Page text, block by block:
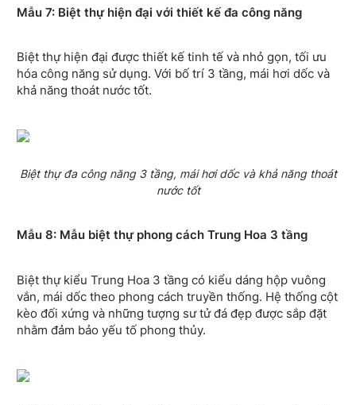
Mẫu 7: Biệt thự hiện đại với thiết kế đa công năng
Biệt thự hiện đại được thiết kế tinh tế và nhỏ gọn, tối ưu
hóa công năng sử dụng. Với bố trí 3 tầng, mái hơi dốc và
khả năng thoát nước tốt.
Biệt thự đa công năng 3 tầng, mái hơi dốc và khả năng thoát
nước tốt
Mẫu 8: Mẫu biệt thự phong cách Trung Hoa 3 tầng
Biệt thự kiểu Trung Hoa 3 tầng có kiểu dáng hộp vuông
vắn, mái dốc theo phong cách truyền thống. Hệ thống cột
kèo đối xứng và những tượng sư tử đá đẹp được sắp đặt
nhằm đảm bảo yếu tố phong thủy.